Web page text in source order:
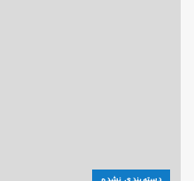
دسته‌بندی نشده